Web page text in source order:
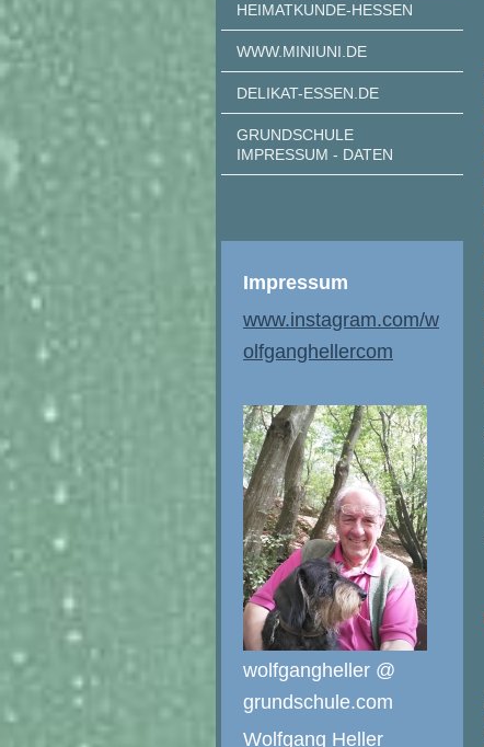
HEIMATKUNDE-HESSEN
WWW.MINIUNI.DE
DELIKAT-ESSEN.DE
GRUNDSCHULE
IMPRESSUM - DATEN
Impressum
www.instagram.com/w
olfganghellercom
wolfgangheller @
grundschule.com
Wolfgang Heller